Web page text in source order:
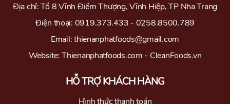
Địa chỉ: Tổ 8 Vĩnh Điềm Thượng, Vĩnh Hiệp, TP Nha Trang
Điện thoại: 0919.373.433 - 0258.8500.789
Email: thienanphatfoods@gmail.com
Website: Thienanphatfoods.com - CleanFoods.vn
HỖ TRỢ KHÁCH HÀNG
Hình thức thanh toán